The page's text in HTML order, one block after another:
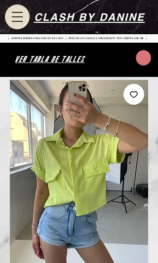
| COMPRA MINIMA PARA ENVIOS $80.000 | PRECIOS APLICABLES UNICAMENTE POR COMPRA ONLINE |
CLASH BY DANINE
VER TABLA DE TALLES